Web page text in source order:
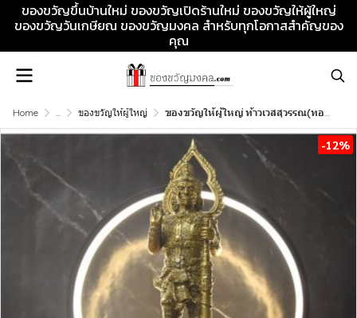
ของขวัญขึ้นบ้านใหม่ ของขวัญเปิดร้านใหม่ ของขวัญให้ผู้ใหญ่
ของขวัญวันเกษียณ ของขวัญมงคล สำหรับทุกโอกาสสำคัญของ
คุณ
Home ... ของขวัญให้ผู้ใหญ่ ของขวัญให้ผู้ใหญ่ ท้าวเวสสุวรรณ(ทองเหลือง) ของขวัญวันเกษียณ เสริมโชคลาภ ปกป้องคุ้มครอง และความมั่นคงในชีวิต
-12%